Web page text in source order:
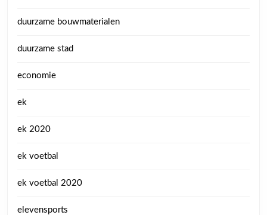
duurzame bouwmaterialen
duurzame stad
economie
ek
ek 2020
ek voetbal
ek voetbal 2020
elevensports